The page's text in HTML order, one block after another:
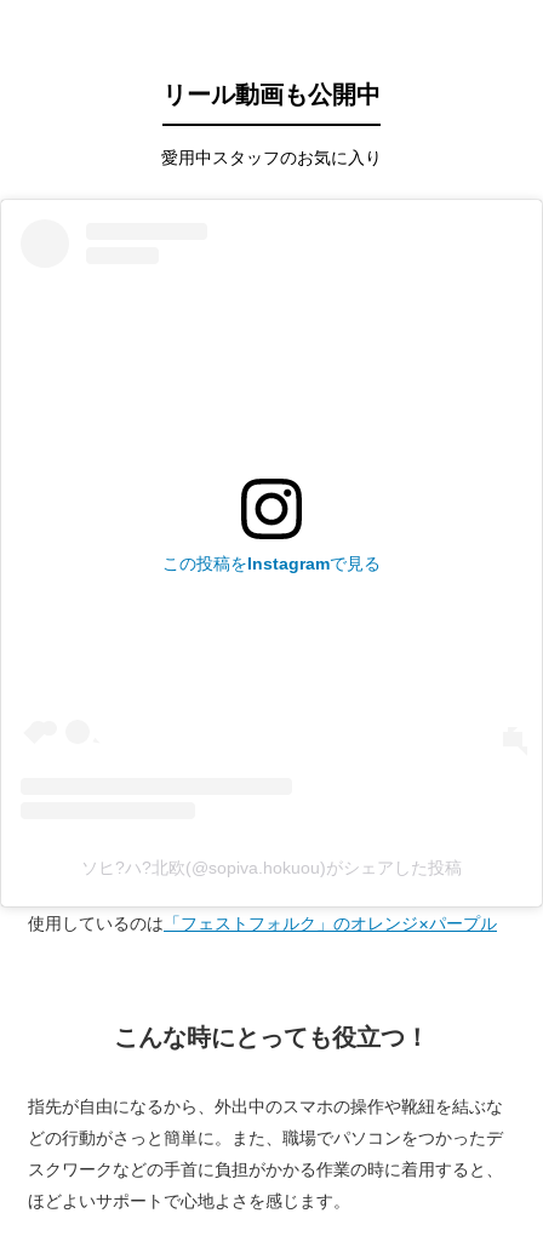
リール動画も公開中
愛用中スタッフのお気に入り
この投稿をInstagramで見る
ソヒ?ハ?北欧(@sopiva.hokuou)がシェアした投稿
使用しているのは 「フェストフォルク」のオレンジ×パープル
こんな時にとっても役立つ！
指先が自由になるから、外出中のスマホの操作や靴紐を結ぶな
どの行動がさっと簡単に。また、職場でパソコンをつかったデ
スクワークなどの手首に負担がかかる作業の時に着用すると、
ほどよいサポートで心地よさを感じます。